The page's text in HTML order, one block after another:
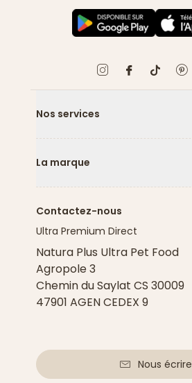
Nos services
La marque
Contactez-nous
Ultra Premium Direct
Natura Plus Ultra Pet Food
Agropole 3
Chemin du Saylat CS 30009
47901 AGEN CEDEX 9
Nous écrire